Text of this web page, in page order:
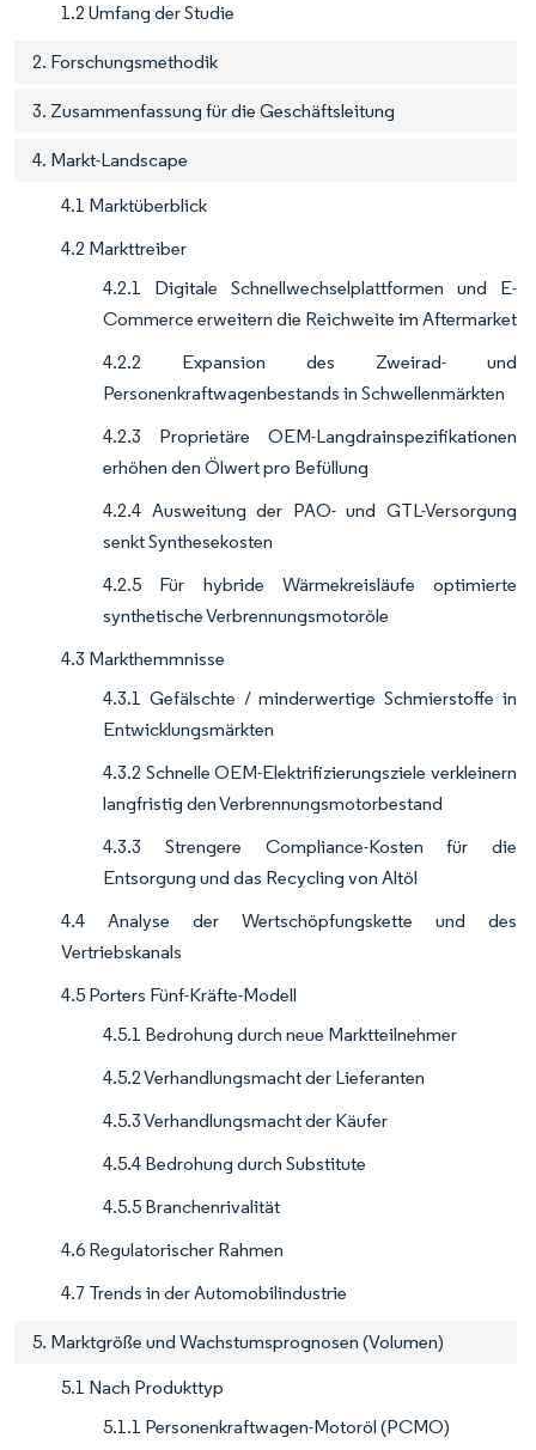
1.2 Umfang der Studie
2. Forschungsmethodik
3. Zusammenfassung für die Geschäftsleitung
4. Markt-Landscape
4.1 Marktüberblick
4.2 Markttreiber
4.2.1 Digitale Schnellwechselplattformen und E-
Commerce erweitern die Reichweite im Aftermarket
4.2.2 Expansion des Zweirad- und
Personenkraftwagenbestands in Schwellenmärkten
4.2.3 Proprietäre OEM-Langdrainspezifikationen
erhöhen den Ölwert pro Befüllung
4.2.4 Ausweitung der PAO- und GTL-Versorgung
senkt Synthesekosten
4.2.5 Für hybride Wärmekreisläufe optimierte
synthetische Verbrennungsmotoröle
4.3 Markthemmnisse
4.3.1 Gefälschte / minderwertige Schmierstoffe in
Entwicklungsmärkten
4.3.2 Schnelle OEM-Elektrifizierungsziele verkleinern
langfristig den Verbrennungsmotorbestand
4.3.3 Strengere Compliance-Kosten für die
Entsorgung und das Recycling von Altöl
4.4 Analyse der Wertschöpfungskette und des
Vertriebskanals
4.5 Porters Fünf-Kräfte-Modell
4.5.1 Bedrohung durch neue Marktteilnehmer
4.5.2 Verhandlungsmacht der Lieferanten
4.5.3 Verhandlungsmacht der Käufer
4.5.4 Bedrohung durch Substitute
4.5.5 Branchenrivalität
4.6 Regulatorischer Rahmen
4.7 Trends in der Automobilindustrie
5. Marktgröße und Wachstumsprognosen (Volumen)
5.1 Nach Produkttyp
5.1.1 Personenkraftwagen-Motoröl (PCMO)